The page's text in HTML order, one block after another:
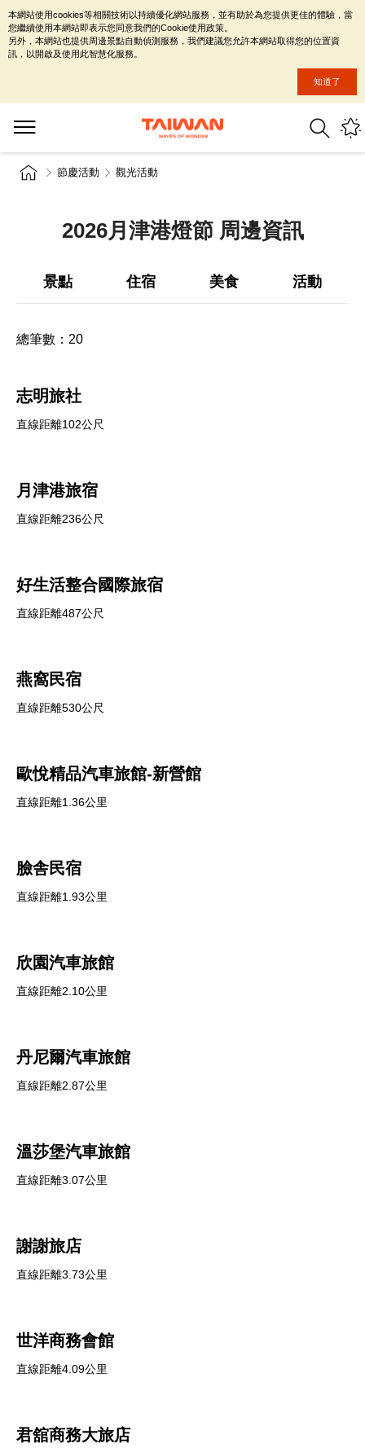
節慶活動 觀光活動
2026月津港燈節 周邊資訊
景點 住宿 美食 活動
總筆數： 20
志明旅社
直線距離102公尺
月津港旅宿
直線距離236公尺
好生活整合國際旅宿
直線距離487公尺
燕窩民宿
直線距離530公尺
歐悅精品汽車旅館-新營館
直線距離1.36公里
臉舎民宿
直線距離1.93公里
欣園汽車旅館
直線距離2.10公里
丹尼爾汽車旅館
直線距離2.87公里
溫莎堡汽車旅館
直線距離3.07公里
謝謝旅店
直線距離3.73公里
世洋商務會館
直線距離4.09公里
君舘商務大旅店
本網站使用cookies等相關技術以持續優化網站服務，並有助於為您提供更佳的體驗，當
您繼續使用本網站即表示您同意我們的Cookie使用政策。
另外，本網站也提供周邊景點自動偵測服務，我們建議您允許本網站取得您的位置資
訊，以開啟及使用此智慧化服務。
知道了